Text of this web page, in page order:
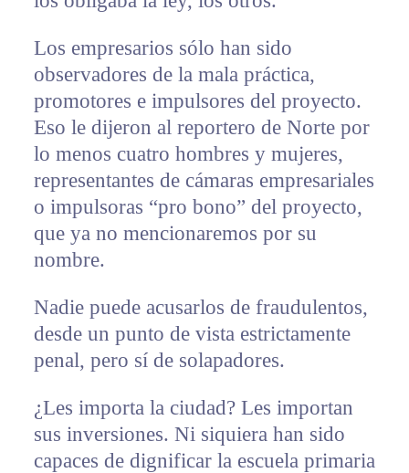
Los empresarios sólo han sido
observadores de la mala práctica,
promotores e impulsores del proyecto.
Eso le dijeron al reportero de Norte por
lo menos cuatro hombres y mujeres,
representantes de cámaras empresariales
o impulsoras “pro bono” del proyecto,
que ya no mencionaremos por su
nombre.
Nadie puede acusarlos de fraudulentos,
desde un punto de vista estrictamente
penal, pero sí de solapadores.
¿Les importa la ciudad? Les importan
sus inversiones. Ni siquiera han sido
capaces de dignificar la escuela primaria